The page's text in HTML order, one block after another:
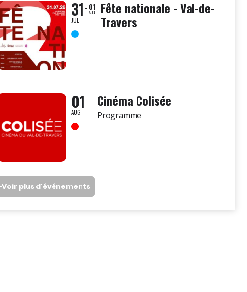
31
JUL
01
AUG Fête nationale - Val-de-
Travers
01
AUG
Cinéma Colisée
Programme
Voir plus d'événements